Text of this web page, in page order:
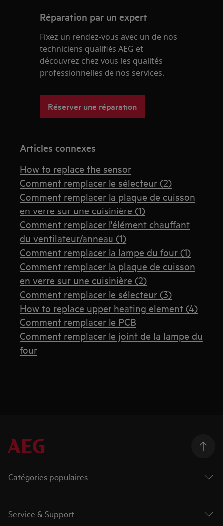
Réparation par un expert
Fixez un rendez-vous avec un de nos
techniciens qualifiés AEG et
découvrez chez vous les qualités
professionnelles de nos services.
Réserver une réparation
Articles connexes
How to replace the sensor
Comment remplacer le sélecteur (2)
Comment remplacer la plaque de cuisson
en verre sur une cuisinière (1)
Comment remplacer l'élément chauffant
du ventilateur/anneau (1)
Comment remplacer la lampe du four (1)
Comment remplacer la plaque de cuisson
en verre sur une cuisinière (2)
Comment remplacer le sélecteur (3)
How to replace upper heating element (4)
Comment remplacer le PCB
Comment remplacer le joint de la lampe du
four
Catégories populaires
Service & Support